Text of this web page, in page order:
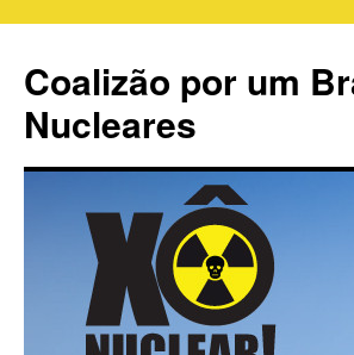
Coalizão por um
Nucleares